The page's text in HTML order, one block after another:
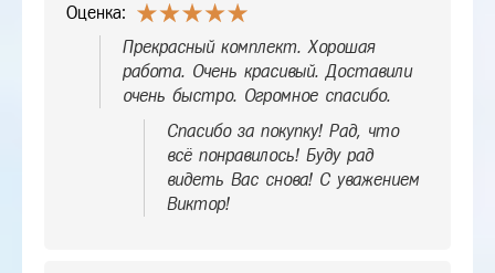
Оценка:
Прекрасный комплект. Хорошая
работа. Очень красивый. Доставили
очень быстро. Огромное спасибо.
Спасибо за покупку! Рад, что
всё понравилось! Буду рад
видеть Вас снова! С уважением
Виктор!